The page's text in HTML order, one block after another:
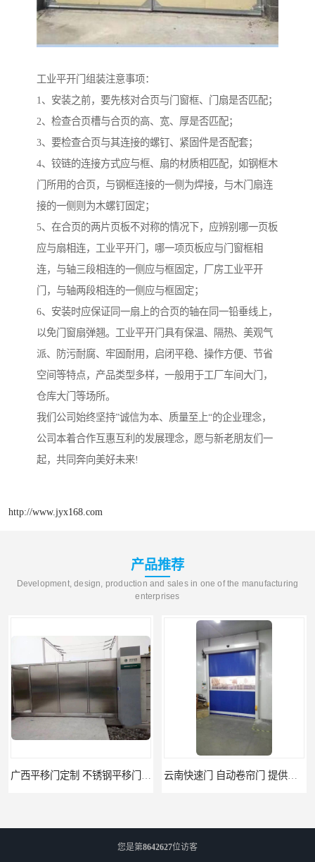
工业平开门组装注意事项：
1、安装之前，要先核对合页与门窗框、门扇是否匹配；
2、检查合页槽与合页的高、宽、厚是否匹配；
3、要检查合页与其连接的螺钉、紧固件是否配套；
4、铰链的连接方式应与框、扇的材质相匹配，如钢框木
门所用的合页，与钢框连接的一侧为焊接，与木门扇连
接的一侧则为木螺钉固定；
5、在合页的两片页板不对称的情况下，应辨别哪一页板
应与扇相连，工业平开门，哪一项页板应与门窗框相
连，与轴三段相连的一侧应与框固定，厂房工业平开
门，与轴两段相连的一侧应与框固定；
6、安装时应保证同一扇上的合页的轴在同一铅垂线上，
以免门窗扇弹翘。工业平开门具有保温、隔热、美观气
派、防污耐腐、牢固耐用，启闭平稳、操作方便、节省
空间等特点，产品类型多样，一般用于工厂车间大门，
仓库大门等场所。
我们公司始终坚持”诚信为本、质量至上“的企业理念，
公司本着合作互惠互利的发展理念，愿与新老朋友们一
起，共同奔向美好未来!
http://www.jyx168.com
产品推荐
Development, design, production and sales in one of the manufacturing
enterprises
广西平移门定制 不锈钢平移门 别墅平移门 云南快速门 自动卷帘门 提供免费样品
您是第8642627位访客